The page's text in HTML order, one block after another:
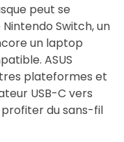
peut se
Switch, un
un laptop
ASUS
plateformes et
USB-C vers
profiter du sans-fil